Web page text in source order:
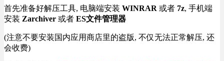
首先准备好解压工具, 电脑端安装 WINRAR 或者 7z, 手机端
安装 Zarchiver 或者 ES文件管理器
(注意不要安装国内应用商店里的盗版, 不仅无法正常解压, 还
会收费)